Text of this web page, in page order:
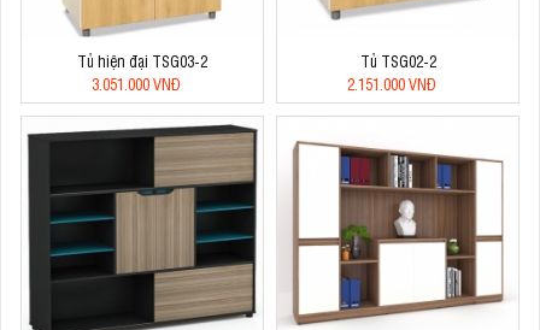
Tủ hiện đại TSG03-2
3.051.000 VNĐ
Tủ TSG02-2
2.151.000 VNĐ